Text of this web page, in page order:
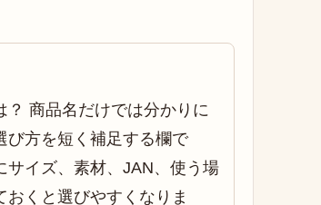
？ 商品名だけでは分かりに
び方を短く補足する欄で
サイズ、素材、JAN、使う場
おくと選びやすくなりま